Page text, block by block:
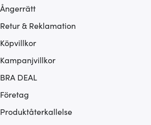
Ångerrätt
Retur & Reklamation
Köpvillkor
Kampanjvillkor
BRA DEAL
Företag
Produktåterkallelse